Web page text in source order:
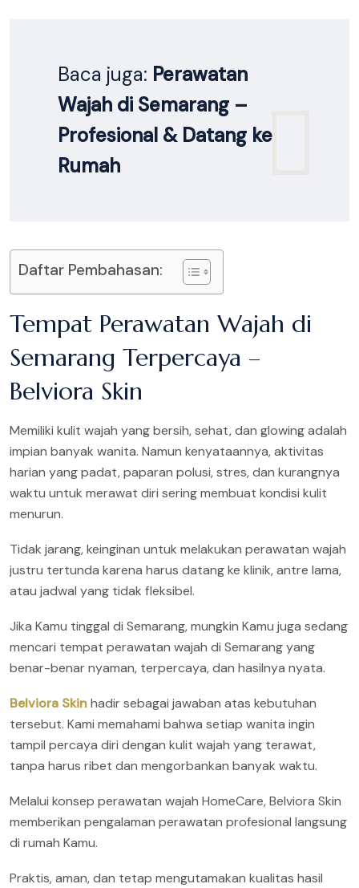
Baca juga: Perawatan
Wajah di Semarang –
Profesional & Datang ke
Rumah
Daftar Pembahasan:
Tempat Perawatan Wajah di
Semarang Terpercaya –
Belviora Skin
Memiliki kulit wajah yang bersih, sehat, dan glowing adalah
impian banyak wanita. Namun kenyataannya, aktivitas
harian yang padat, paparan polusi, stres, dan kurangnya
waktu untuk merawat diri sering membuat kondisi kulit
menurun.
Tidak jarang, keinginan untuk melakukan perawatan wajah
justru tertunda karena harus datang ke klinik, antre lama,
atau jadwal yang tidak fleksibel.
Jika Kamu tinggal di Semarang, mungkin Kamu juga sedang
mencari tempat perawatan wajah di Semarang yang
benar-benar nyaman, terpercaya, dan hasilnya nyata.
Belviora Skinhadir sebagai jawaban atas kebutuhan
tersebut. Kami memahami bahwa setiap wanita ingin
tampil percaya diri dengan kulit wajah yang terawat,
tanpa harus ribet dan mengorbankan banyak waktu.
Melalui konsep perawatan wajah HomeCare, Belviora Skin
memberikan pengalaman perawatan profesional langsung
di rumah Kamu.
Praktis, aman, dan tetap mengutamakan kualitas hasil